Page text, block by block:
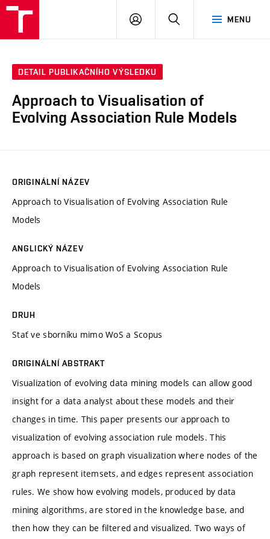
MENU
PŘIHLÁSIT
DETAIL PUBLIKAČNÍHO VÝSLEDKU
Approach to Visualisation of
Evolving Association Rule Models
ORIGINÁLNÍ NÁZEV
Approach to Visualisation of Evolving Association Rule
Models
ANGLICKÝ NÁZEV
Approach to Visualisation of Evolving Association Rule
Models
DRUH
Stať ve sborníku mimo WoS a Scopus
ORIGINÁLNÍ ABSTRAKT
Visualization of evolving data mining models can allow good
insight for a data analyst about these models and their
changes in time. This paper presents our approach to
visualization of evolving association rule models. This
approach is based on graph visualization where nodes of the
graph represent itemsets, and edges represent association
rules. We show how evolving models, produced by data
mining algorithms, are stored in the knowledge base, and
then how they can be filtered and visualized. Two ways of